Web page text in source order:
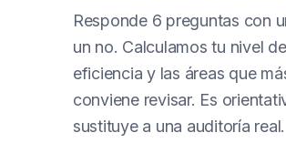
Responde 6 preguntas con
un no. Calculamos tu nivel de
eficiencia y las áreas que
conviene revisar. Es
sustituye a una auditoría real.